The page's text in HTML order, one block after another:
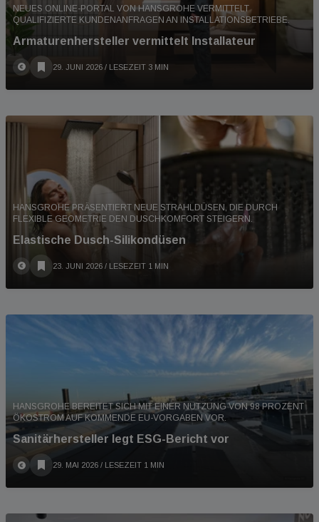
NEUES ONLINE-PORTAL VON HANSGROHE VERMITTELT
QUALIFIZIERTE KUNDENANFRAGEN AN INSTALLATIONSBETRIEBE.
Armaturenhersteller vermittelt Installateur
29. JUNI 2026 / LESEZEIT 3 MIN
HANSGROHE PRÄSENTIERT NEUE STRAHLDÜSEN, DIE DURCH
FLEXIBLE GEOMETRIE DEN DUSCHKOMFORT STEIGERN.
Elastische Dusch-Silikondüsen
23. JUNI 2026 / LESEZEIT 1 MIN
HANSGROHE BEREITET SICH MIT EINER NUTZUNG VON 98 PROZENT
ÖKOSTROM AUF KOMMENDE EU-VORGABEN VOR.
Sanitärhersteller legt ESG-Bericht vor
29. MAI 2026 / LESEZEIT 1 MIN